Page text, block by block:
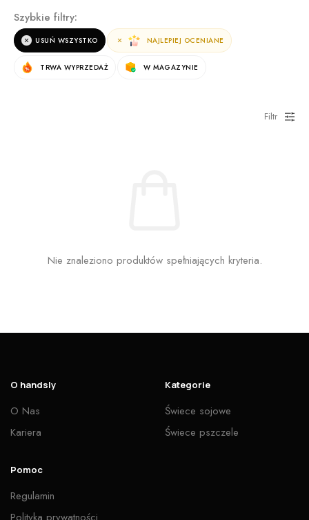
Szybkie filtry:
USUŃ WSZYSTKO NAJLEPIEJ OCENIANE
TRWA WYPRZEDAŻ W MAGAZYNIE
Filtr
Nie znaleziono produktów spełniających kryteria.
O handsly
O Nas
Kariera
Kategorie
Świece sojowe
Świece pszczele
Pomoc
Regulamin